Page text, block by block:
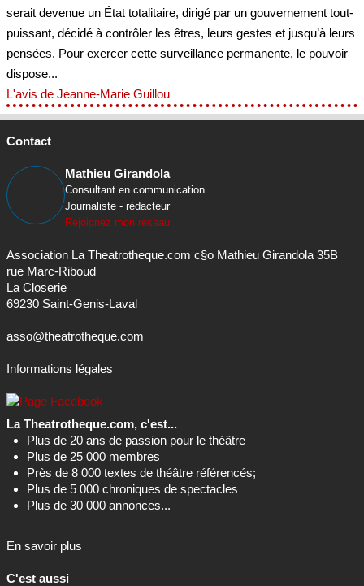
serait devenue un État totalitaire, dirigé par un gouvernement tout-
puissant, décidé à contrôler les êtres, leurs gestes et jusqu’à leurs
pensées. Pour exercer cette surveillance permanente, le pouvoir
dispose...
L'avis de Jeanne-Marie Guillou
Contact
Mathieu Girandola
Consultant en communication
Journaliste - rédacteur
Rejoignez mon réseau
Association La Theatrotheque.com c§o Mathieu Girandola 35B
rue Marc-Riboud
La Closerie
69230 Saint-Genis-Laval
asso@theatrotheque.com
Informations légales
La Theatrotheque.com, c'est...
Plus de 20 ans de passion pour le théâtre
Plus de 25 000 membres
Près de 8 000 textes de théâtre référencés;
Plus de 5 000 chroniques de spectacles
Plus de 30 000 annonces...
En savoir plus
C'est aussi